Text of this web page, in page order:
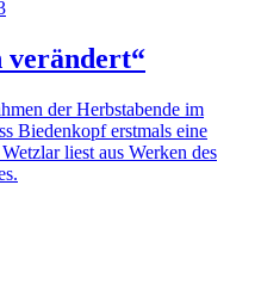
verändert“
der Herbstabende im
Biedenkopf erstmals eine
liest aus Werken des